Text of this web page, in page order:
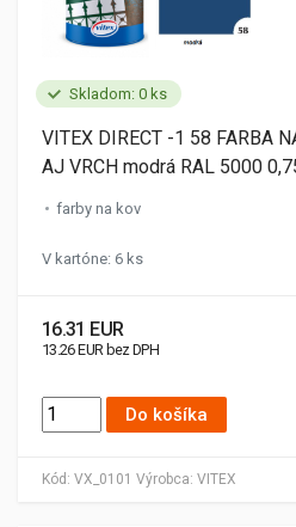
Skladom: 0 ks
Kód: VX_0101 Výrobca: VITEX
VITEX DIRECT -1 58 FARBA
AJ VRCH modrá RAL 5000
farby na kov
V kartóne: 6 ks
16.31 EUR
13.26 EUR bez DPH
Do košíka